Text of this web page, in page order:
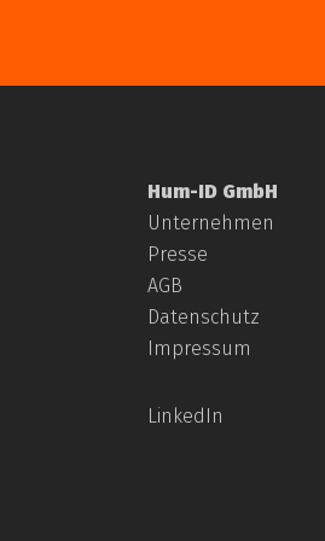
Hum-ID GmbH
Unternehmen
Presse
AGB
Datenschutz
Impressum
LinkedIn